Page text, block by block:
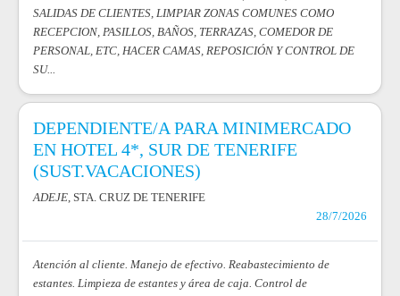
SALIDAS DE CLIENTES, LIMPIAR ZONAS COMUNES COMO
RECEPCION, PASILLOS, BAÑOS, TERRAZAS, COMEDOR DE
PERSONAL, ETC, HACER CAMAS, REPOSICIÓN Y CONTROL DE
SU...
DEPENDIENTE/A PARA MINIMERCADO
EN HOTEL 4*, SUR DE TENERIFE
(SUST.VACACIONES)
ADEJE, STA. CRUZ DE TENERIFE
28/7/2026
Atención al cliente. Manejo de efectivo. Reabastecimiento de
estantes. Limpieza de estantes y área de caja. Control de